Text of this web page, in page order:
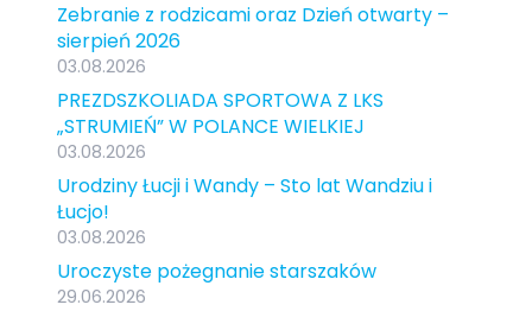
Zebranie z rodzicami oraz Dzień otwarty –
sierpień 2026
03.08.2026
PREZDSZKOLIADA SPORTOWA Z LKS
„STRUMIEŃ” W POLANCE WIELKIEJ
03.08.2026
Urodziny Łucji i Wandy – Sto lat Wandziu i
Łucjo!
03.08.2026
Uroczyste pożegnanie starszaków
29.06.2026